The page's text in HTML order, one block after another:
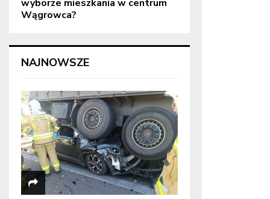
wyborze mieszkania w centrum
Wągrowca?
NAJNOWSZE